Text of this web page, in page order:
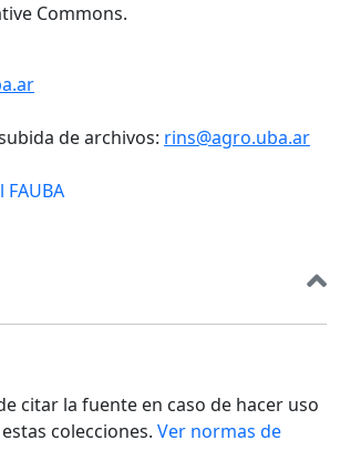
Commons.
de archivos: rins@agro.uba.ar
citar la fuente en caso de hacer uso
colecciones. Ver normas de